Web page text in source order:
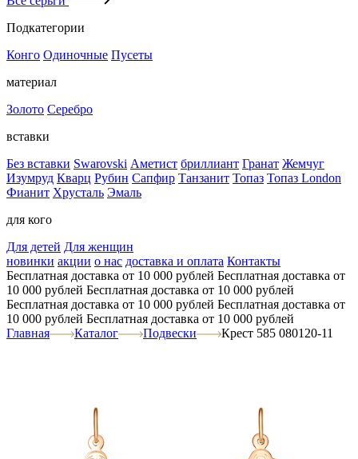
Подкатегории
Конго Одиночные Пусеты
материал
Золото Серебро
вставки
Без вставки Swarovski Аметист бриллиант Гранат Жемчуг
Изумруд Кварц Рубин Сапфир Танзанит Топаз Топаз London
Фианит Хрусталь Эмаль
для кого
Для детей Для женщин
новинки акции о нас доставка и оплата Контакты
Бесплатная доставка от 10 000 рублей Бесплатная доставка от
10 000 рублей Бесплатная доставка от 10 000 рублей
Бесплатная доставка от 10 000 рублей Бесплатная доставка от
10 000 рублей Бесплатная доставка от 10 000 рублей
Главная
Каталог Подвески Крест 585 080120-11